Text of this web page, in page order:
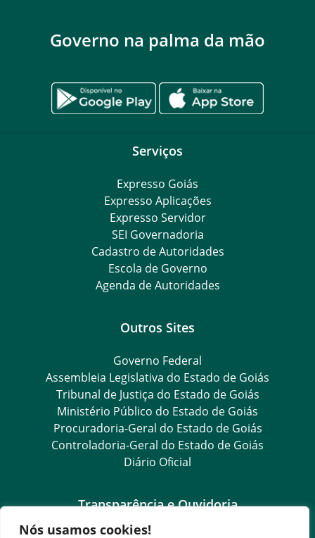
Nós usamos cookies!
Governo na palma da mão
Serviços
Expresso Goiás
Expresso Aplicações
Expresso Servidor
SEI Governadoria
Cadastro de Autoridades
Escola de Governo
Agenda de Autoridades
Outros Sites
Governo Federal
Assembleia Legislativa do Estado de Goiás
Tribunal de Justiça do Estado de Goiás
Ministério Público do Estado de Goiás
Procuradoria-Geral do Estado de Goiás
Controladoria-Geral do Estado de Goiás
Diário Oficial
Transparência e Ouvidoria